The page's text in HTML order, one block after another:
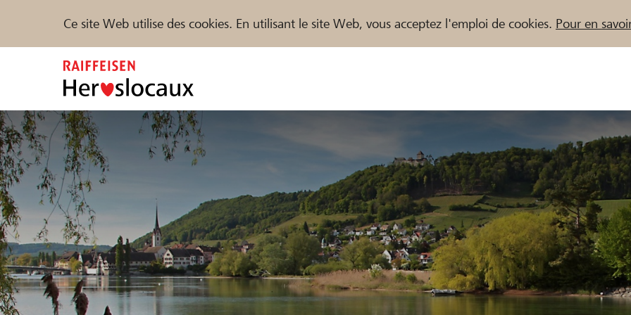
Ce site Web utilise des cookies. En utilisant le site Web, vous acceptez l'emploi de cookies. Pour en
Parrainer Soutien & assistance
Trouvez des projets et des organisations
DE FR IT